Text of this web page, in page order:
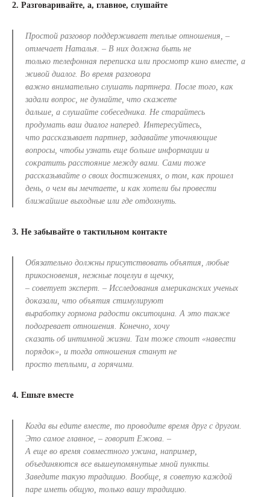
2. Разговаривайте, а, главное, слушайте
Простой разговор поддерживает теплые отношения, –
отмечает Наталья. – В них должна быть не
только телефонная переписка или просмотр кино вместе, а
живой диалог. Во время разговора
важно внимательно слушать партнера. После того, как
задали вопрос, не думайте, что скажете
дальше, а слушайте собеседника. Не старайтесь
продумать ваш диалог наперед. Интересуйтесь,
что рассказывает партнер, задавайте уточняющие
вопросы, чтобы узнать еще больше информации и
сократить расстояние между вами. Сами тоже
рассказывайте о своих достижениях, о том, как прошел
день, о чем вы мечтаете, и как хотели бы провести
ближайшие выходные или где отдохнуть.
3. Не забывайте о тактильном контакте
Обязательно должны присутствовать объятия, любые
прикосновения, нежные поцелуи в щечку,
– советует эксперт. – Исследования американских ученых
доказали, что объятия стимулируют
выработку гормона радости окситоцина. А это также
подогревает отношения. Конечно, хочу
сказать об интимной жизни. Там тоже стоит «навести
порядок», и тогда отношения станут не
просто теплыми, а горячими.
4. Ешьте вместе
Когда вы едите вместе, то проводите время друг с другом.
Это самое главное, – говорит Ежова. –
А еще во время совместного ужина, например,
объединяются все вышеупомянутые мной пункты.
Заведите такую традицию. Вообще, я советую каждой
паре иметь общую, только вашу традицию.